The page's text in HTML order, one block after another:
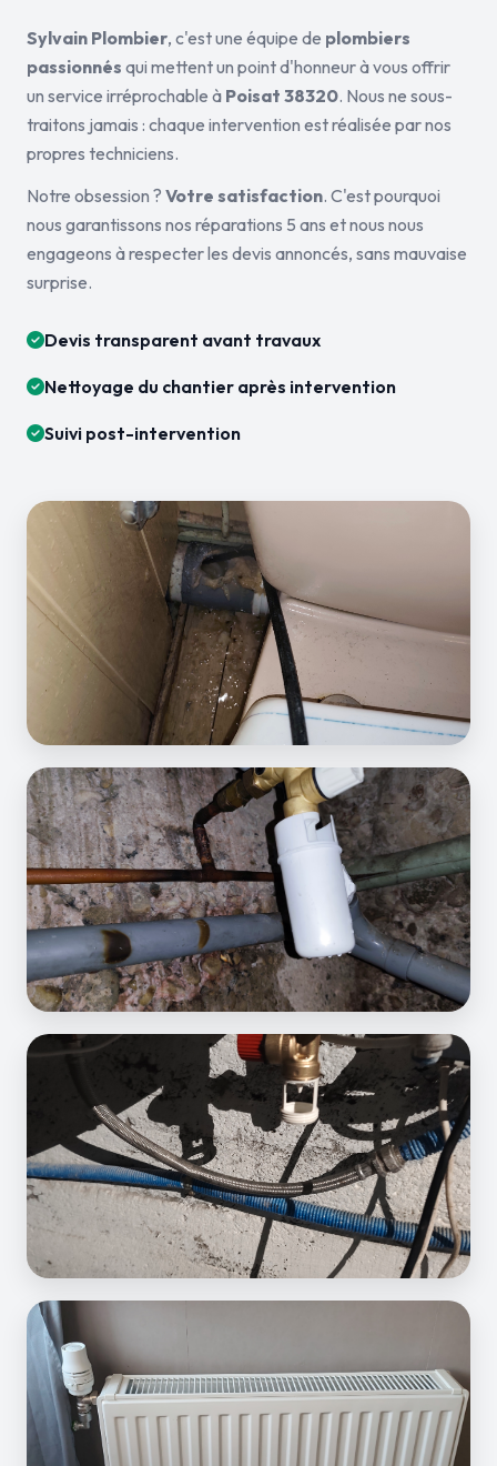
Sylvain Plombier, c'est une équipe de plombiers
passionnés qui mettent un point d'honneur à vous offrir
un service irréprochable à Poisat 38320. Nous ne sous-
traitons jamais : chaque intervention est réalisée par nos
propres techniciens.
Notre obsession ? Votre satisfaction. C'est pourquoi
nous garantissons nos réparations 5 ans et nous nous
engageons à respecter les devis annoncés, sans mauvaise
surprise.
Devis transparent avant travaux
Nettoyage du chantier après intervention
Suivi post-intervention